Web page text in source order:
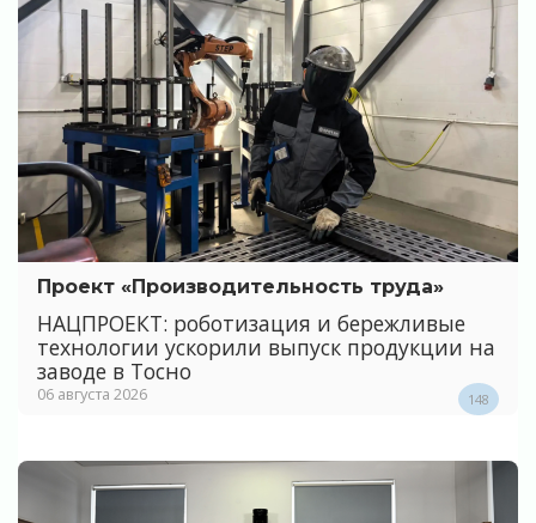
Проект «Производительность труда»
НАЦПРОЕКТ: роботизация и бережливые
технологии ускорили выпуск продукции на
заводе в Тосно
06 августа 2026 148